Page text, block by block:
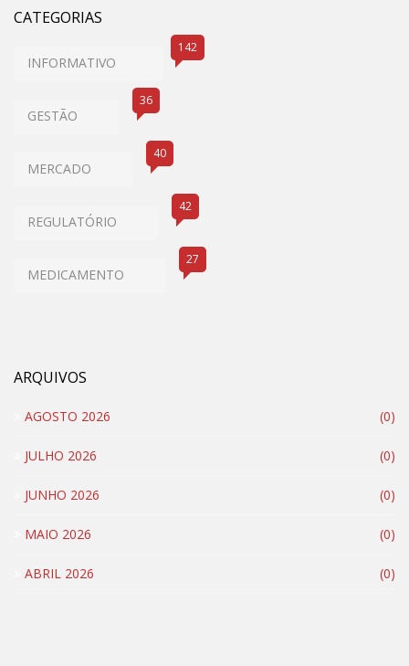
CATEGORIAS
INFORMATIVO
142
GESTÃO
36
MERCADO
40
REGULATÓRIO
42
MEDICAMENTO
27
ARQUIVOS
AGOSTO 2026 (0)
JULHO 2026 (0)
JUNHO 2026 (0)
MAIO 2026 (0)
ABRIL 2026 (0)